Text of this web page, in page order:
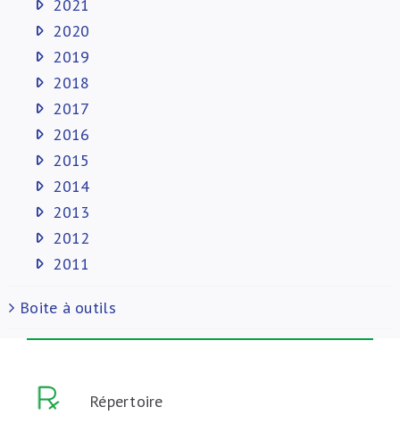
2021
2020
2019
2018
2017
2016
2015
2014
2013
2012
2011
Boite à outils
Répertoire